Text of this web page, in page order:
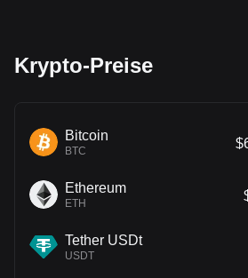
Krypto-Preise
Bitcoin
BTC
Ethereum
ETH
Tether USDt
USDT